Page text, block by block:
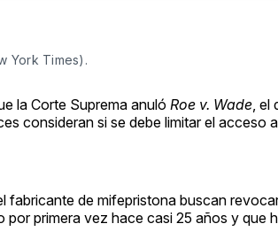
York Times).
la Corte Suprema anuló Roe v. Wade ,
consideran si se debe limitar el
fabricante de mifepristona buscan
primera vez hace casi 25 años y que